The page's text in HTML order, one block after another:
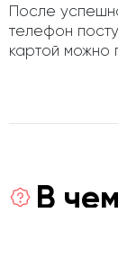
После
телефон
картой можно
В